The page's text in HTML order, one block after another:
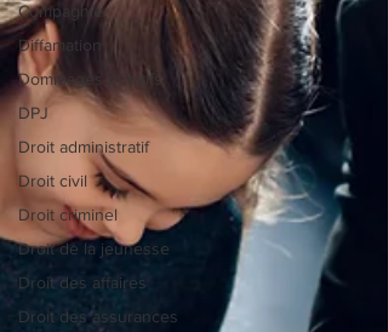
Compagnie
Diffamation
Dommages punitifs
DPJ
Droit administratif
Droit civil
Droit criminel
Droit de la jeunesse
Droit des affaires
Droit des assurances